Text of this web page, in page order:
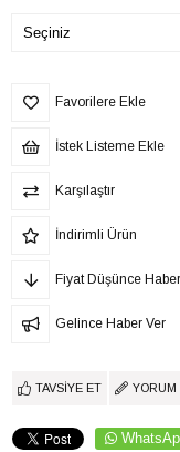
Favorilere Ekle
İstek Listeme Ekle
Karşılaştır
İndirimli Ürün
Fiyat Düşünce
Gelince Haber Ver
TAVSIYE ET YORUM